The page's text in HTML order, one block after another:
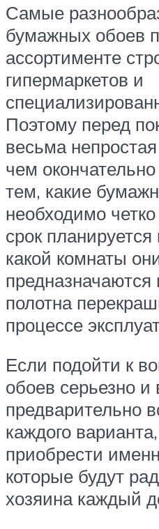
Самые
бумажных обоев
ассортименте
гипермаркетов и
Поэтому перед
весьма
чем
тем, какие
необходимо
срок
какой комнаты
предназначаются
полотна
процессе
Если подойти к
обоев серьезно и
предварительно
каждого
приобрести
которые будут
хозяина каждый